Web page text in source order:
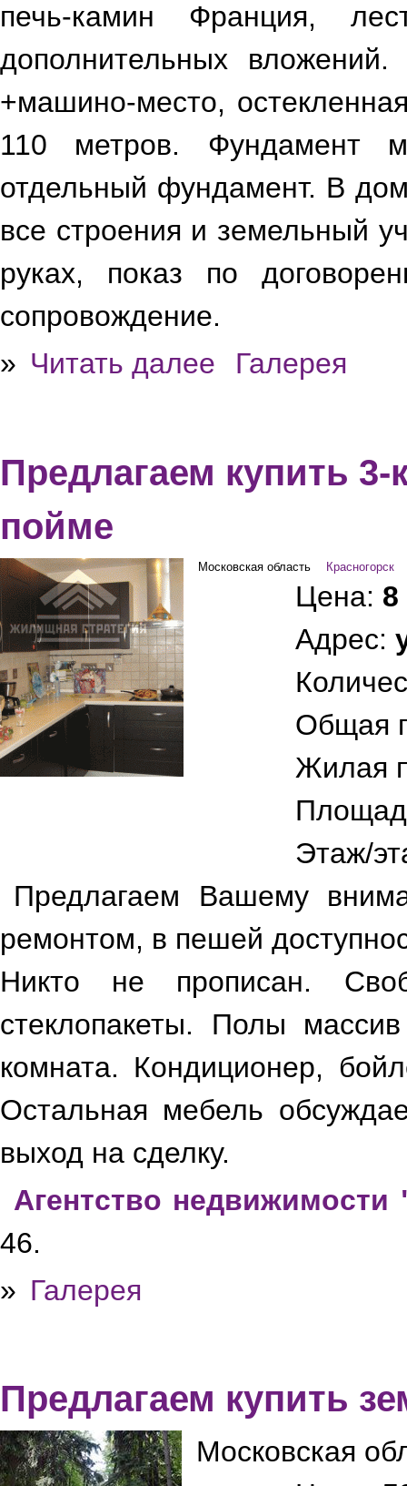
печь-камин Франция,
дополнительных
+машино-место,
110 метров. Фундамент
отдельный фундамент. В
все строения и земельный
руках, показ по
сопровождение.
» Читать далее Галерея
Предлагаем купить
пойме
Московская область Красногорск
Цена: 8
Адрес:
Общая
Жилая
Этаж/
Предлагаем Вашему
ремонтом, в пешей
Никто не прописан.
стеклопакеты. Полы
комната. Кондиционер,
Остальная мебель
выход на сделку.
Агентство
46.
» Галерея
Предлагаем купить
Московская